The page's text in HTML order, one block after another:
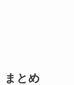
まとめ